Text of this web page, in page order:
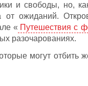
и свободы, но,
от ожиданий.
« Путешествия с
разочарованиях.
могут отбить